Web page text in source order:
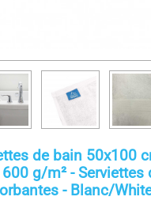
de bain 50x100
g/m² - Serviettes
- Blanc/